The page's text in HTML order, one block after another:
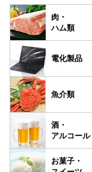
肉・
ハム類
電化製品
魚介類
酒・
アルコール
お菓子・